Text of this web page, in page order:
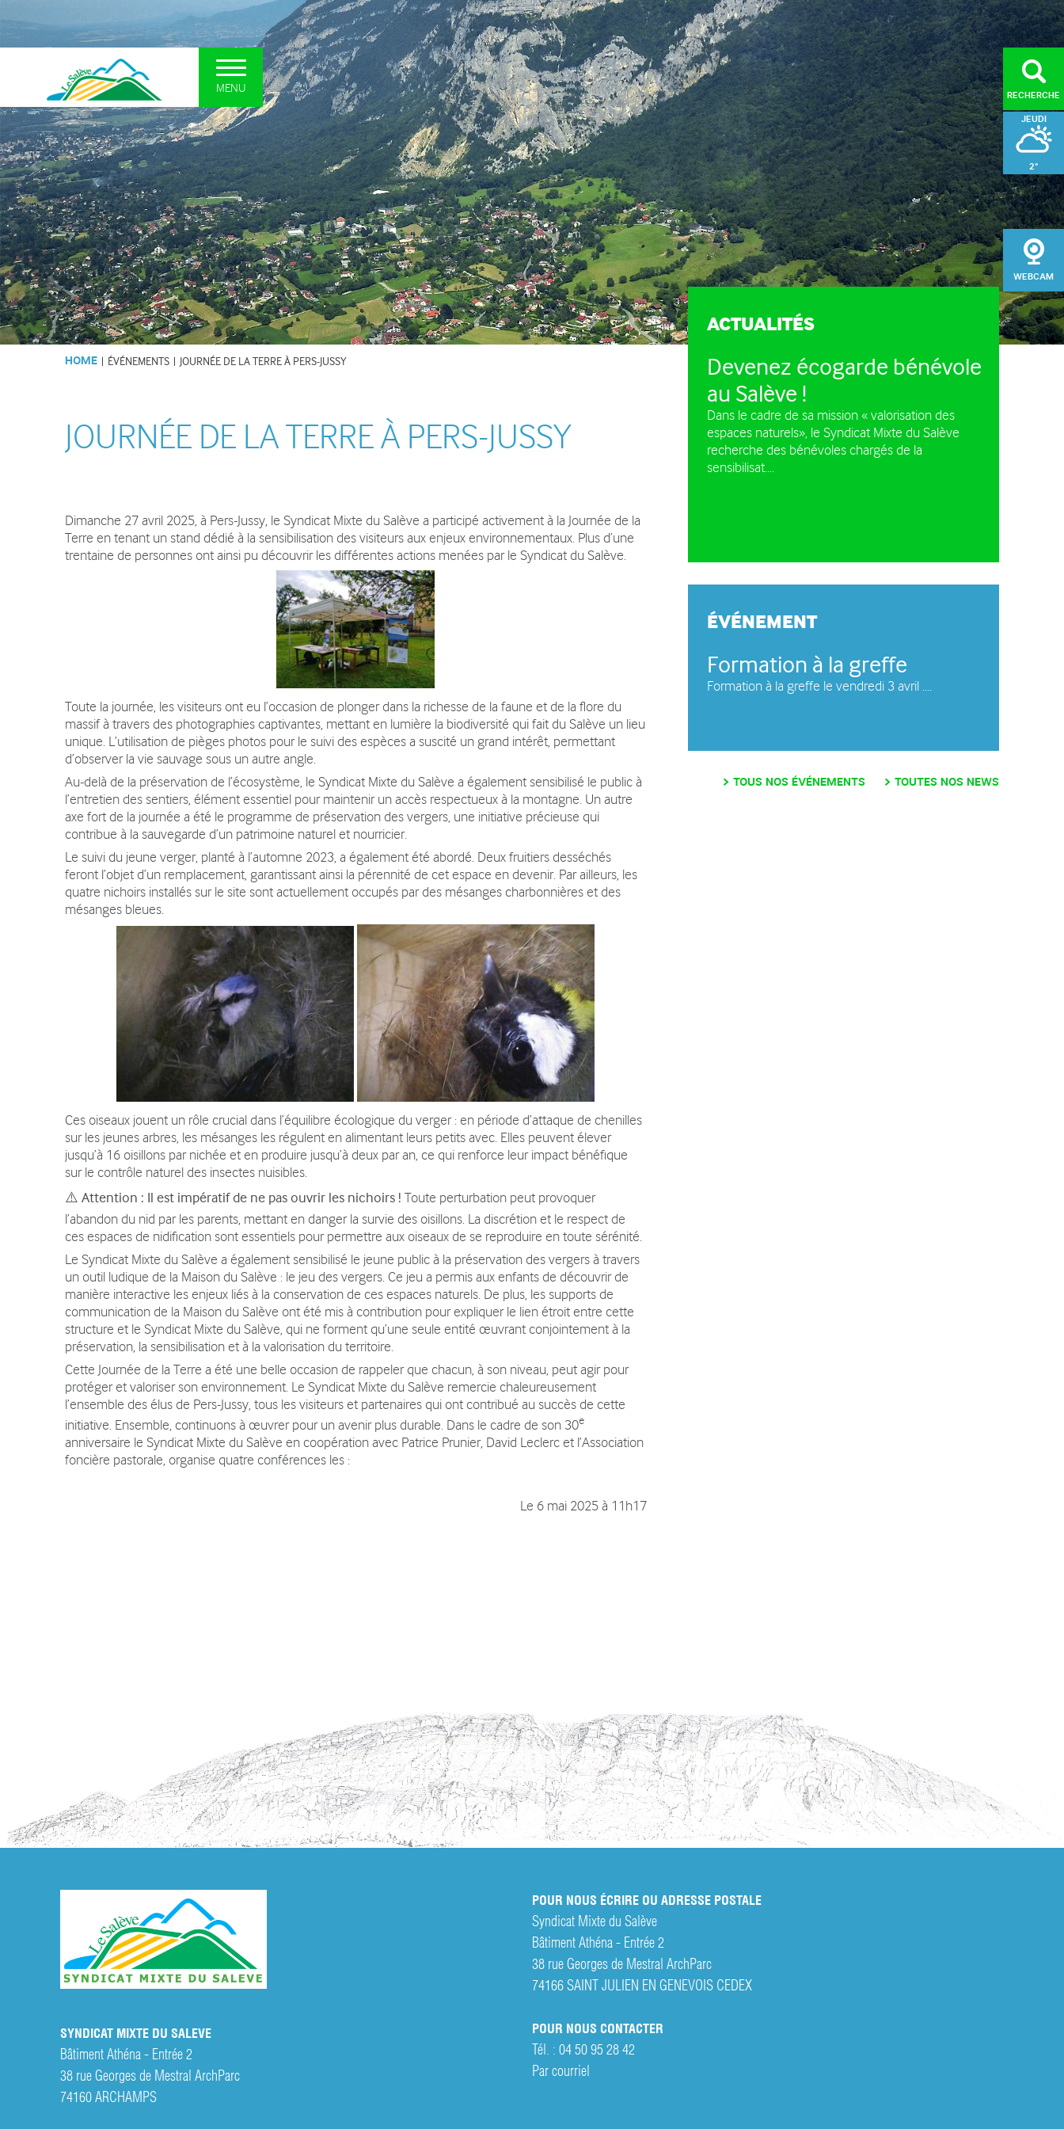
UN SYNDICAT POUR LE
SALÈVE
Présentation et missions
Situation
Interlocuteurs
Actualités
Comités Syndicaux
Recrutement et Stages
DÉCOUVRIR
Le plateau sommital
La forêt
Les zones humides
Les falaises
Curiosités géologiques
PRÉSERVER
Natura 2000
Directive paysagère du Salève
Espaces naturels sensibles
Vergers haute-tige
Association Foncière Pastorale
Plan agro-environnemental et
climatique (PAEC)
VALORISER
Accueil du public (MDS)
Balisage et entretien des
itinéraires de randonnée
Aménagement du massif
Valorisation du patrimoine
Charte de développement
Plan de circulation des
vehicules à moteur
Animations de la Maison du
Salève
Contact
RECHERCHE
JEUDI
2°
VENDREDI
4°
SAMEDI
3°
WEBCAM
MENU
HOME | ÉVÉNEMENTS | JOURNÉE DE LA TERRE À PERS-JUSSY
JOURNÉE DE LA TERRE À PERS-JUSSY
Dimanche 27 avril 2025, à Pers-Jussy, le Syndicat Mixte du Salève a participé activement à la Journée de la
Terre en tenant un stand dédié à la sensibilisation des visiteurs aux enjeux environnementaux. Plus d’une
trentaine de personnes ont ainsi pu découvrir les différentes actions menées par le Syndicat du Salève.
Toute la journée, les visiteurs ont eu l’occasion de plonger dans la richesse de la faune et de la flore du
massif à travers des photographies captivantes, mettant en lumière la biodiversité qui fait du Salève un lieu
unique. L’utilisation de pièges photos pour le suivi des espèces a suscité un grand intérêt, permettant
d’observer la vie sauvage sous un autre angle.
Au-delà de la préservation de l’écosystème, le Syndicat Mixte du Salève a également sensibilisé le public à
l’entretien des sentiers, élément essentiel pour maintenir un accès respectueux à la montagne. Un autre
axe fort de la journée a été le programme de préservation des vergers, une initiative précieuse qui
contribue à la sauvegarde d’un patrimoine naturel et nourricier.
Le suivi du jeune verger, planté à l’automne 2023, a également été abordé. Deux fruitiers desséchés
feront l’objet d’un remplacement, garantissant ainsi la pérennité de cet espace en devenir. Par ailleurs, les
quatre nichoirs installés sur le site sont actuellement occupés par des mésanges charbonnières et des
mésanges bleues.
Ces oiseaux jouent un rôle crucial dans l’équilibre écologique du verger : en période d’attaque de chenilles
sur les jeunes arbres, les mésanges les régulent en alimentant leurs petits avec. Elles peuvent élever
jusqu’à 16 oisillons par nichée et en produire jusqu’à deux par an, ce qui renforce leur impact bénéfique
sur le contrôle naturel des insectes nuisibles.
⚠️ Attention : Il est impératif de ne pas ouvrir les nichoirs ! Toute perturbation peut provoquer
l’abandon du nid par les parents, mettant en danger la survie des oisillons. La discrétion et le respect de
ces espaces de nidification sont essentiels pour permettre aux oiseaux de se reproduire en toute sérénité.
Le Syndicat Mixte du Salève a également sensibilisé le jeune public à la préservation des vergers à travers
un outil ludique de la Maison du Salève : le jeu des vergers. Ce jeu a permis aux enfants de découvrir de
manière interactive les enjeux liés à la conservation de ces espaces naturels. De plus, les supports de
communication de la Maison du Salève ont été mis à contribution pour expliquer le lien étroit entre cette
structure et le Syndicat Mixte du Salève, qui ne forment qu’une seule entité œuvrant conjointement à la
préservation, la sensibilisation et à la valorisation du territoire.
Cette Journée de la Terre a été une belle occasion de rappeler que chacun, à son niveau, peut agir pour
protéger et valoriser son environnement. Le Syndicat Mixte du Salève remercie chaleureusement
l’ensemble des élus de Pers-Jussy, tous les visiteurs et partenaires qui ont contribué au succès de cette
initiative. Ensemble, continuons à œuvrer pour un avenir plus durable. Dans le cadre de son 30e
anniversaire le Syndicat Mixte du Salève en coopération avec Patrice Prunier, David Leclerc et l’Association
foncière pastorale, organise quatre conférences les :
Le 6 mai 2025 à 11h17
ACTUALITÉS
Devenez écogarde bénévole
au Salève !
Dans le cadre de sa mission « valorisation des
espaces naturels», le Syndicat Mixte du Salève
recherche des bénévoles chargés de la
sensibilisat....
ÉVÉNEMENT
Formation à la greffe
Formation à la greffe le vendredi 3 avril ....
TOUS NOS ÉVÉNEMENTS TOUTES NOS NEWS
SYNDICAT MIXTE DU SALEVE
Bâtiment Athéna - Entrée 2
38 rue Georges de Mestral ArchParc
74160 ARCHAMPS
POUR NOUS ÉCRIRE OU ADRESSE POSTALE
Syndicat Mixte du Salève
Bâtiment Athéna - Entrée 2
38 rue Georges de Mestral ArchParc
74166 SAINT JULIEN EN GENEVOIS CEDEX
POUR NOUS CONTACTER
Tél. : 04 50 95 28 42
Par courriel